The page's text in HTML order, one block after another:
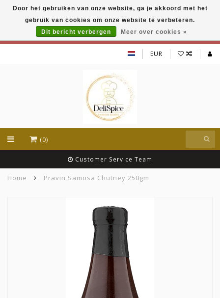
DeliSpice is your online Indian grocery shop with
exclusive brands like Daawat, Suhana, DeliSpice
and many more !!!
EUR
(0)
Customer Service Team
Home Pravin Samosa Chutney 250gm
Door het gebruiken van onze website, ga je akkoord met het
gebruik van cookies om onze website te verbeteren.
Dit bericht verbergen
Meer over cookies »